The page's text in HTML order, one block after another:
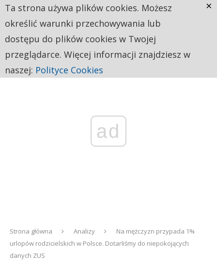
ad
Strona główna Analizy
Na mężczyzn przypada 1%
urlopów rodzicielskich w Polsce. Dotarliśmy do niepokojących
danych ZUS
Ta strona używa plików cookies. Możesz
określić warunki przechowywania lub
dostępu do plików cookies w Twojej
przeglądarce. Więcej informacji znajdziesz w
naszej: Polityce Cookies
×